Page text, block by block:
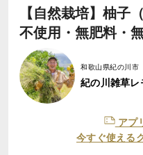
【自然栽培】柚子
不使用・無肥料・
和歌山県紀の川市
紀の川雑草
アプ
今すぐ使える